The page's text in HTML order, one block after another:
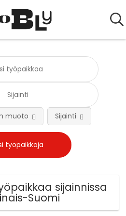
muoto Sijainti
sijainnissa
Suomi